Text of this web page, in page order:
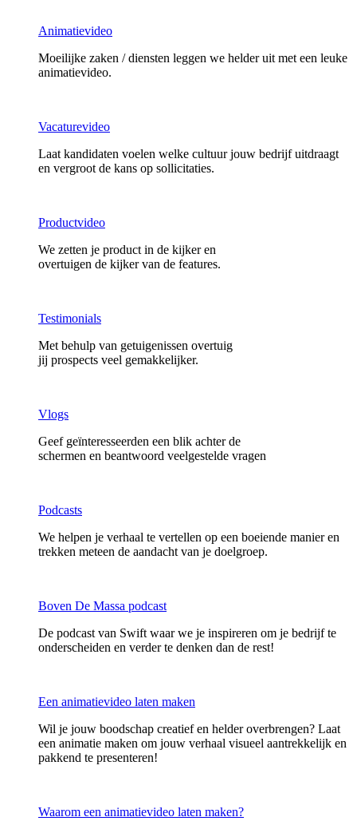
Animatievideo
Moeilijke zaken / diensten leggen we helder uit met een leuke
animatievideo.
Vacaturevideo
Laat kandidaten voelen welke cultuur jouw bedrijf uitdraagt
en vergroot de kans op sollicitaties.
Productvideo
We zetten je product in de kijker en
overtuigen de kijker van de features.
Testimonials
Met behulp van getuigenissen overtuig
jij prospects veel gemakkelijker.
Vlogs
Geef geïnteresseerden een blik achter de
schermen en beantwoord veelgestelde vragen
Podcasts
We helpen je verhaal te vertellen op een boeiende manier en
trekken meteen de aandacht van je doelgroep.
Boven De Massa podcast
De podcast van Swift waar we je inspireren om je bedrijf te
onderscheiden en verder te denken dan de rest!
Een animatievideo laten maken
Wil je jouw boodschap creatief en helder overbrengen? Laat
een animatie maken om jouw verhaal visueel aantrekkelijk en
pakkend te presenteren!
Waarom een animatievideo laten maken?